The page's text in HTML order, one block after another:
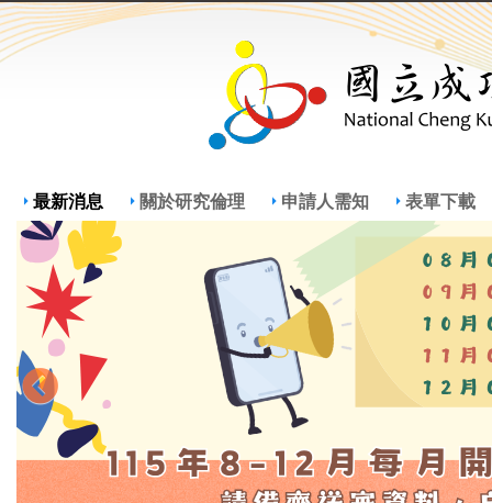
最新消息 關於研究倫理 申請人需知 表單下載